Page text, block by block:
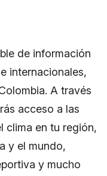
de información
internacionales,
A través
acceso a las
clima en tu región,
y el mundo,
y mucho